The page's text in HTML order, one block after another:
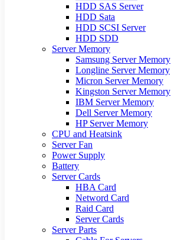
HDD SAS Server
HDD Sata
HDD SCSI Server
HDD SDD
Server Memory
Samsung Server Memory
Longline Server Memory
Micron Server Memory
Kingston Server Memory
IBM Server Memory
Dell Server Memory
HP Server Memory
CPU and Heatsink
Server Fan
Power Supply
Battery
Server Cards
HBA Card
Netword Card
Raid Card
Server Cards
Server Parts